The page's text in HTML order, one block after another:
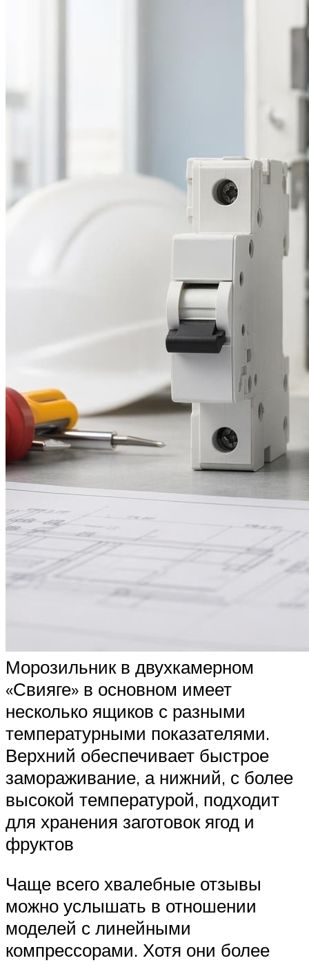
Морозильник в двухкамерном
«Свияге» в основном имеет
несколько ящиков с разными
температурными показателями.
Верхний обеспечивает быстрое
замораживание, а нижний, с более
высокой температурой, подходит
для хранения заготовок ягод и
фруктов
Чаще всего хвалебные отзывы
можно услышать в отношении
моделей с линейными
компрессорами. Хотя они более